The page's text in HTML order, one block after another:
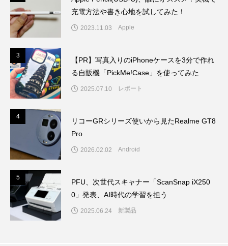
充電方法や書き心地を試してみた！
2023.11.03 Apple
3
【PR】写真入りのiPhoneケースを3分で作れ
る自販機「PickMe!Case」を使ってみた
2025.07.10 レポート
4
リコーGRシリーズ使いから見たRealme GT8
Pro
2026.02.02 Android
5
PFU、次世代スキャナー「ScanSnap iX250
0」発表、AI時代の学習を担う
2025.06.24 新製品